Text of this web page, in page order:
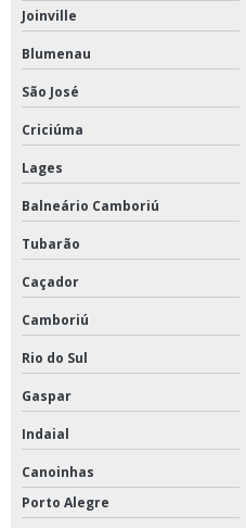
Joinville
Blumenau
São José
Criciúma
Lages
Balneário Camboriú
Tubarão
Caçador
Camboriú
Rio do Sul
Gaspar
Indaial
Canoinhas
Porto Alegre